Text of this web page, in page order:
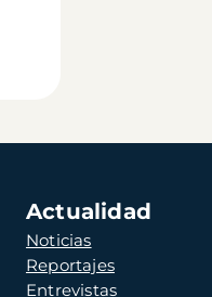
Actualidad
Noticias
Reportajes
Entrevistas